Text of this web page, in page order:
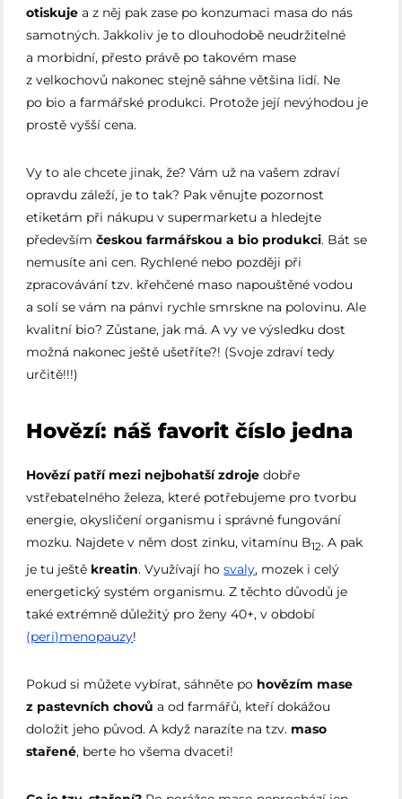
otiskuje a z něj pak zase po konzumaci masa do nás
samotných. Jakkoliv je to dlouhodobě neudržitelné
a morbidní, přesto právě po takovém mase
z velkochovů nakonec stejně sáhne většina lidí. Ne
po bio a farmářské produkci. Protože její nevýhodou je
prostě vyšší cena.
Vy to ale chcete jinak, že? Vám už na vašem zdraví
opravdu záleží, je to tak? Pak věnujte pozornost
etiketám při nákupu v supermarketu a hledejte
předevšímčeskou farmářskou a bio produkci. Bát se
nemusíte ani cen. Rychlené nebo později při
zpracovávání tzv. křehčené maso napouštěné vodou
a solí se vám na pánvi rychle smrskne na polovinu. Ale
kvalitní bio? Zůstane, jak má. A vy ve výsledku dost
možná nakonec ještě ušetříte?! (Svoje zdraví tedy
určitě!!!)
Hovězí: náš favorit číslo jedna
Hovězí patří mezi nejbohatší zdroje dobře
vstřebatelného železa, které potřebujeme pro tvorbu
energie, okysličení organismu i správné fungování
mozku. Najdete v něm dost zinku, vitamínu B12. A pak
je tu ještě kreatin. Využívají hosvaly, mozek i celý
energetický systém organismu. Z těchto důvodů je
také extrémně důležitý pro ženy 40+, v období
(peri)menopauzy!
Pokud si můžete vybírat, sáhněte po hovězím mase
z pastevních chovů a od farmářů, kteří dokážou
doložit jeho původ. A když narazíte na tzv. maso
stařené, berte ho všema dvaceti!